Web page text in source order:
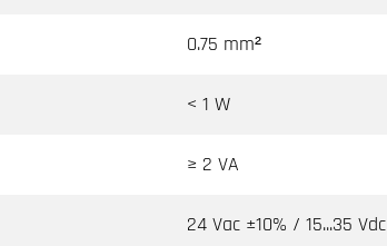
0.75 mm²
< 1 W
≥ 2 VA
24 Vac ±10% / 15...35 Vdc